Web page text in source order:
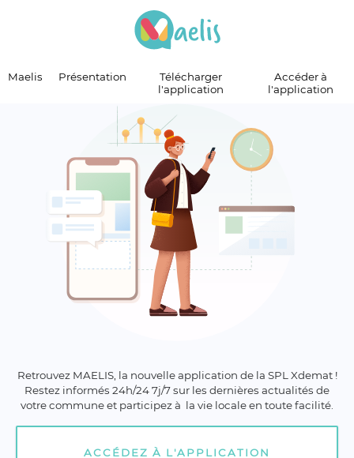
Maelis Présentation
Télécharger
l'application
Accéder à
l'application
Retrouvez MAELIS, la nouvelle application de la SPL Xdemat !
Restez informés 24h/24 7j/7 sur les dernières actualités de
votre commune et participez à la vie locale en toute facilité.
ACCÉDEZ À L'APPLICATION